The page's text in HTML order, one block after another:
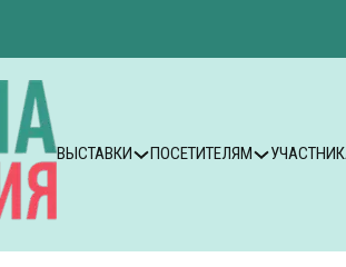
ВЫСТАВКИ ПОСЕТИТЕЛЯМ